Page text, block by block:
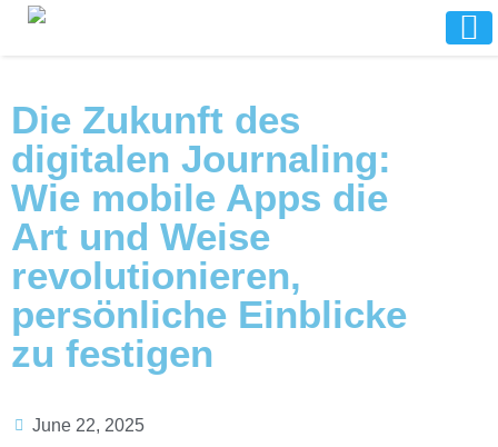
Die Zukunft des
digitalen Journaling:
Wie mobile Apps die
Art und Weise
revolutionieren,
persönliche Einblicke
zu festigen
June 22, 2025